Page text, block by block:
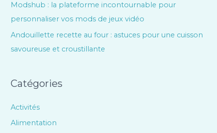
Modshub : la plateforme incontournable pour
personnaliser vos mods de jeux vidéo
Andouillette recette au four : astuces pour une cuisson
savoureuse et croustillante
Catégories
Activités
Alimentation